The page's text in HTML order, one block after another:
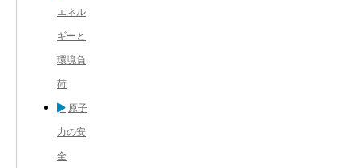
エネル
ギーと
環境負
荷
原子
力の安
全